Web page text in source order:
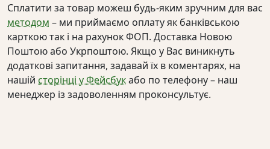
Сплатити за товар можеш будь-яким зручним для вас
методом – ми приймаємо оплату як банківською
карткою так і на рахунок ФОП. Доставка Новою
Поштою або Укрпоштою. Якщо у Вас виникнуть
додаткові запитання, задавай їх в коментарях, на
нашій сторінці у Фейсбукабо по телефону – наш
менеджер із задоволенням проконсультує.